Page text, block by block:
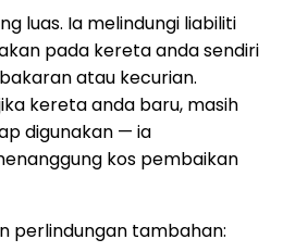
luas. Ia melindungi liabiliti
pada kereta anda sendiri
atau kecurian.
kereta anda baru, masih
digunakan — ia
kos pembaikan
perlindungan tambahan: